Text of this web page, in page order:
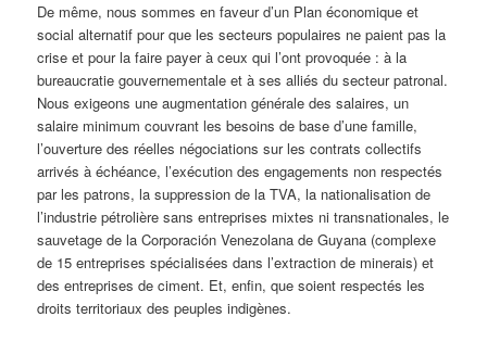
De même, nous sommes en faveur d’un Plan économique et
social alternatif pour que les secteurs populaires ne paient pas la
crise et pour la faire payer à ceux qui l’ont provoquée : à la
bureaucratie gouvernementale et à ses alliés du secteur patronal.
Nous exigeons une augmentation générale des salaires, un
salaire minimum couvrant les besoins de base d’une famille,
l’ouverture des réelles négociations sur les contrats collectifs
arrivés à échéance, l’exécution des engagements non respectés
par les patrons, la suppression de la TVA, la nationalisation de
l’industrie pétrolière sans entreprises mixtes ni transnationales, le
sauvetage de la Corporación Venezolana de Guyana (complexe
de 15 entreprises spécialisées dans l’extraction de minerais) et
des entreprises de ciment. Et, enfin, que soient respectés les
droits territoriaux des peuples indigènes.